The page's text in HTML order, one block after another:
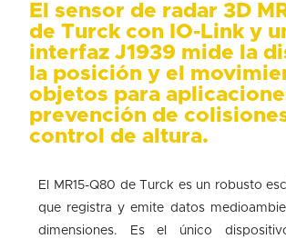
El sensor de radar 3D
de Turck con IO-Link y
interfaz J1939 mide la
la posición y el
objetos para
prevención de
control de altura.
El MR15-Q80 de Turck es un robusto
que registra y emite datos
dimensiones. Es el único